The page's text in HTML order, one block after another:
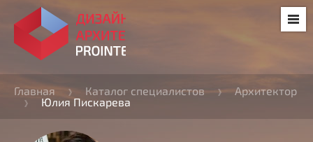
Главная Каталог специалистов
Архитектор
Юлия Пискарева